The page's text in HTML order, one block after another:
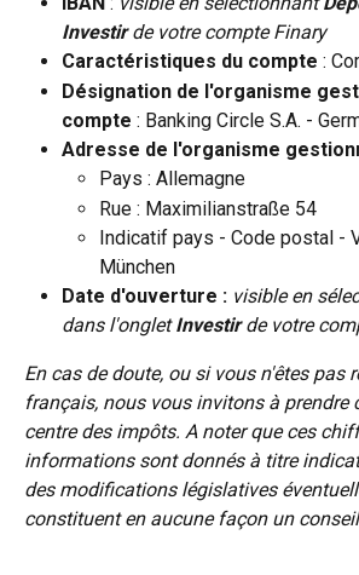
Investir de votre compte Finary
Caractéristiques du compte :
Désignation de l'organisme
compte : Banking Circle S.A. -
Adresse de l'organisme
Pays : Allemagne
Rue : Maximilianstraße 54
Indicatif pays - Code postal -
München
Date d'ouverture : visible en
dans l'onglet Investir de votre
En cas de doute, ou si vous n'êtes pas
français, nous vous invitons à prendre
centre des impôts. A noter que ces
informations sont donnés à titre
des modifications législatives
constituent en aucune façon un